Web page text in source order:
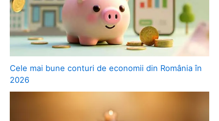
Cele mai bune conturi de economii din România în
2026